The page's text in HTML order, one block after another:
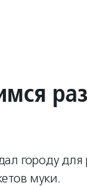
городу для
муки.